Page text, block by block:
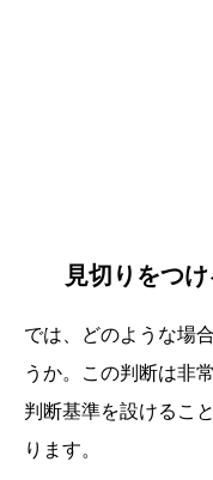
見切りをつ
では、どのような場
うか。この判断は非
判断基準を設けるこ
ります。